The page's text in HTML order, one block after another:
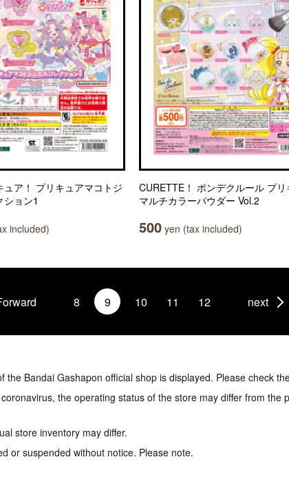
ュア！ プリキュアマコトジ
ション1
included)
CURETTE！ ポンデクルール プリ
マルチカラーパウダー Vol.2
500 yen (tax included)
8 9 10 11 12 next
the Bandai Gashapon official shop is displayed. Please check
the operating status of the store may differ from the
store inventory may differ.
or suspended without notice. Please note.